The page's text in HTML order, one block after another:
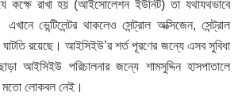
কক্ষে রাখা হয় (আইসোলেশন ইউনিট) তা যথাযথভাবে
ভেন্টিলেন্টর থাকলেও সেন্ট্রাল অক্সিজেন, সেন্ট্রাল
ঘাটতি রয়েছে। আইসিইউ’র শর্ত পূরণের জন্যে এসব সুবিধা
আইসিইউ পরিচালনার জন্যে শামসুদ্দিন হাসপাতালে
মতো লোকবল নেই।